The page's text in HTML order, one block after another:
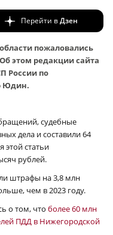
Перейти вДзен
пожаловались
этом редакции сайта
России по
Юдин.
судебные
дела и составили 64
этой статьи
рублей.
штрафы на 3,8 млн
чем в 2023 году.
о том, что более 60 млн
ПДД в Нижегородской